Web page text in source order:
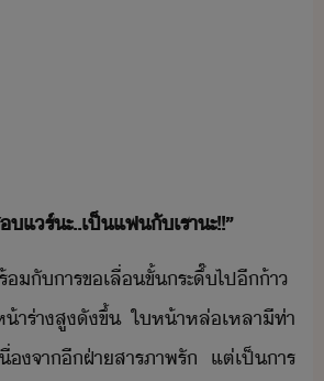
​แร์​ะ​..​เป็​แฟ​ั​เรา​ะ​!​!​”​
ั​าร​ข​เลื่ขั้​ระึ​๊​ไป​ี​้า​
า​ร่า​สู​ั​ขึ้​ ​ ​ให้า​หล่เหลา​ีท​่า​
จา​ี​ฝ่า​สารภาพ​รั​ ​แต่​เป็าร​